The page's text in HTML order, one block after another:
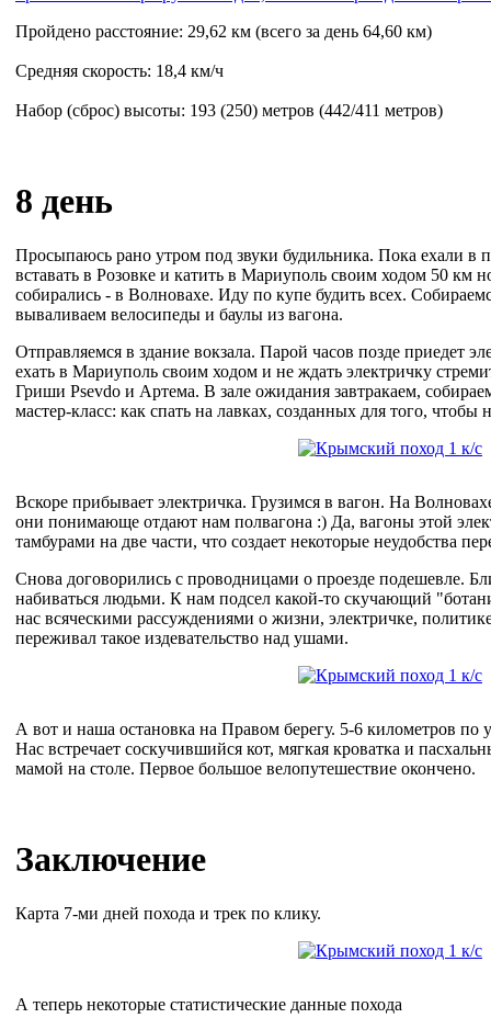
Пройдено расстояние: 29,62 км (всего за день 64,60 км)
Средняя скорость: 18,4 км/ч
Набор (сброс) высоты: 193 (250) метров (442/411 метров)
8 день
Просыпаюсь рано утром под звуки будильника. Пока ехали в
вставать в Розовке и катить в Мариуполь своим ходом 50 км
собирались - в Волновахе. Иду по купе будить всех.
вываливаем велосипеды и баулы из вагона.
Отправляемся в здание вокзала. Парой часов позде приедет
ехать в Мариуполь своим ходом и не ждать электричку
Гриши Psevdo и Артема. В зале ожидания завтракаем,
мастер-класс: как спать на лавках, созданных для того,
Вскоре прибывает электричка. Грузимся в вагон. На
они понимающе отдают нам полвагона :) Да, вагоны этой
тамбурами на две части, что создает некоторые неудобства
Снова договорились с проводницами о проезде подешевле.
набиваться людьми. К нам подсел какой-то скучающий
нас всяческими рассуждениями о жизни, электричке,
переживал такое издевательство над ушами.
А вот и наша остановка на Правом берегу. 5-6 километров
Нас встречает соскучившийся кот, мягкая кроватка и
мамой на столе. Первое большое велопутешествие окончено.
Заключение
Карта 7-ми дней похода и трек по клику.
А теперь некоторые статистические данные похода